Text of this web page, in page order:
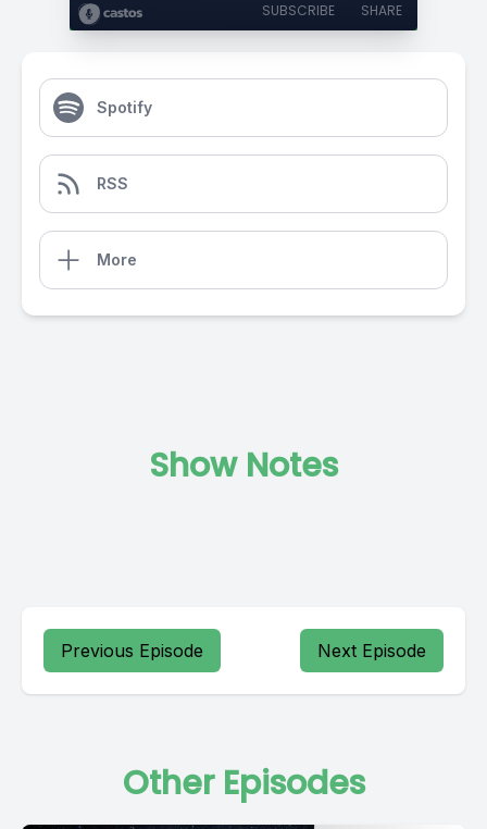
SUBSCRIBE SHARE
Spotify
RSS
More
Show Notes
Previous Episode Next Episode
Other Episodes